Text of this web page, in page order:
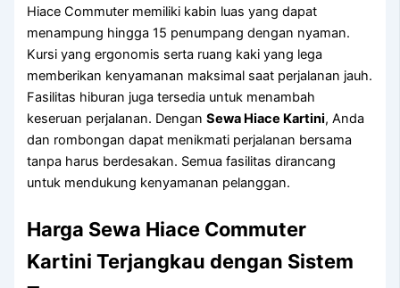
Hiace Commuter memiliki kabin luas yang dapat
menampung hingga 15 penumpang dengan nyaman.
Kursi yang ergonomis serta ruang kaki yang lega
memberikan kenyamanan maksimal saat perjalanan jauh.
Fasilitas hiburan juga tersedia untuk menambah
keseruan perjalanan. DenganSewa Hiace Kartini, Anda
dan rombongan dapat menikmati perjalanan bersama
tanpa harus berdesakan. Semua fasilitas dirancang
untuk mendukung kenyamanan pelanggan.
Harga Sewa Hiace Commuter
Kartini Terjangkau dengan Sistem